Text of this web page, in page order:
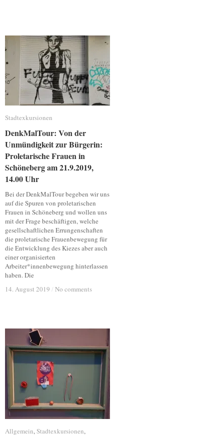
Stadtexkursionen
DenkMalTour: Von der
Unmündigkeit zur Bürgerin:
Proletarische Frauen in
Schöneberg am 21.9.2019,
14.00 Uhr
Bei der DenkMalTour begeben wir uns
auf die Spuren von proletarischen
Frauen in Schöneberg und wollen uns
mit der Frage beschäftigen, welche
gesellschaftlichen Errungenschaften
die proletarische Frauenbewegung für
die Entwicklung des Kiezes aber auch
einer organisierten
Arbeiter*innenbewegung hinterlassen
haben. Die
14. August 2019 / No comments
Stadtexkursionen
DenkMalTour: Von der
Unmündigkeit zur Bürgerin:
Proletarische Frauen in
Schöneberg am 21.9.2019,
14.00 Uhr
14. August 2019 / No comments
Allgemein,Stadtexkursionen,
Allgemein Stadtexkursionen